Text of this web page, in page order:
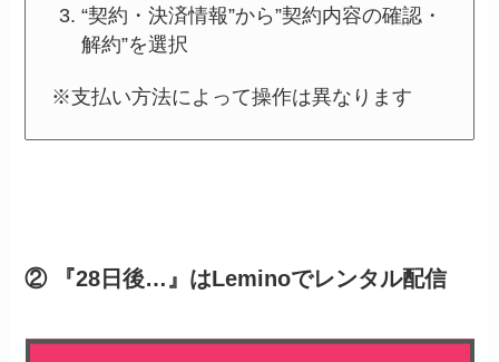
“契約・決済情報”から”契約内容の確認・
解約”を選択
※支払い方法によって操作は異なります
② 『28日後…』はLeminoでレンタル配信